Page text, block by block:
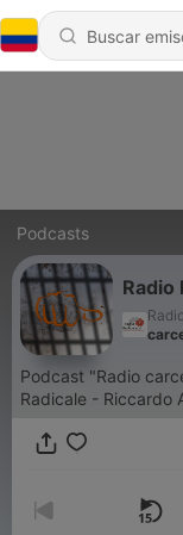
Podcasts
Radio
Podcast "Radio
Radicale - Riccardo